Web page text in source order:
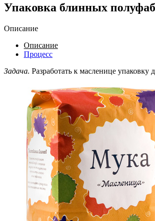
Упаковка блинных
Описание
Описание
Процесс
Задача. Разработать к масленице упаковку